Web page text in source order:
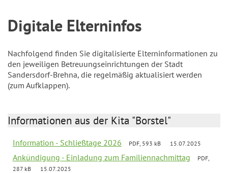
Digitale Elterninfos
Nachfolgend finden Sie digitalisierte Elterninformationen zu
den jeweiligen Betreuungseinrichtungen der Stadt
Sandersdorf-Brehna, die regelmäßig aktualisiert werden
(zum Aufklappen).
Informationen aus der Kita "Borstel"
Information - Schließtage 2026 PDF, 593 kB 15.07.2025
Ankündigung - Einladung zum Familiennachmittag
PDF,
287 kB
15.07.2025